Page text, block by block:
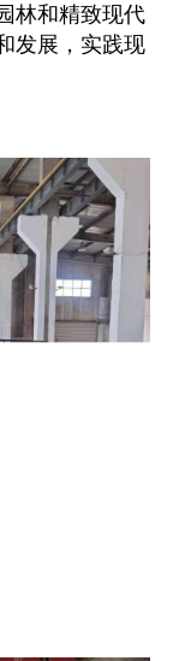
林和精致现代
发展，实践现